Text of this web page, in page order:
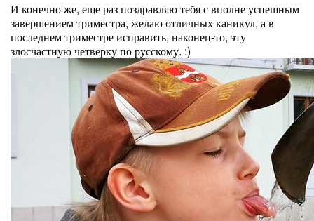
И конечно же, еще раз поздравляю тебя с вполне успешным
завершением триместра, желаю отличных каникул, а в
последнем триместре исправить, наконец-то, эту
злосчастную четверку по русскому. :)